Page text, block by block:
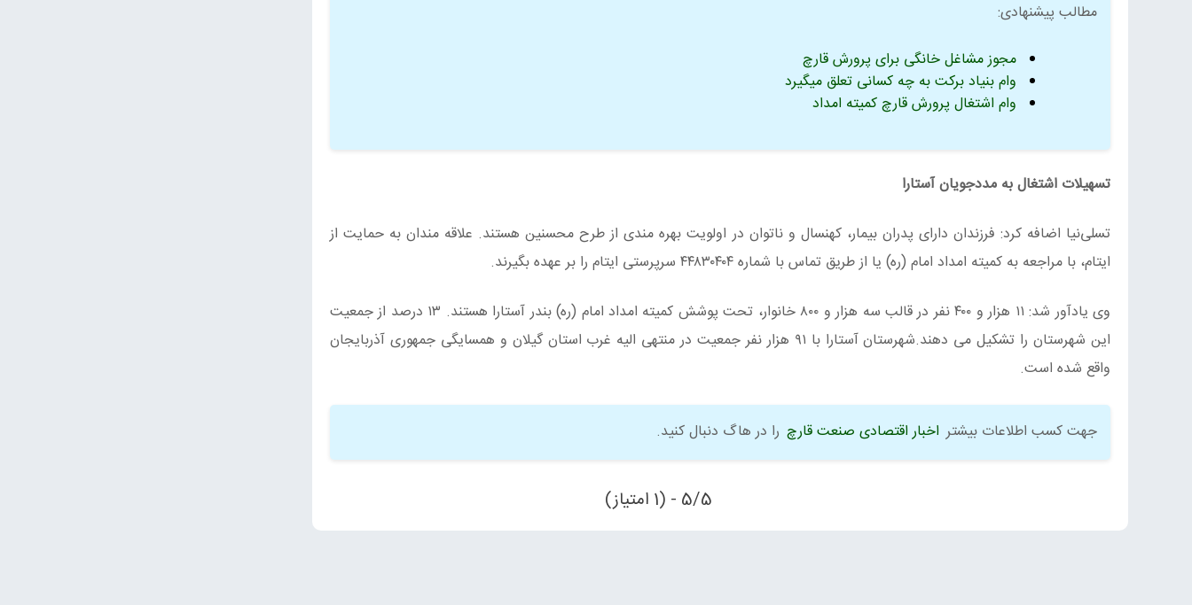
مطالب پیشنهادی:
مجوز مشاغل خانگی برای پرورش قارچ
وام بنیاد برکت به چه کسانی تعلق میگیرد
وام اشتغال پرورش قارچ کمیته امداد
تسهیلات اشتغال به مددجویان آستارا
تسلی‌نیا اضافه کرد: فرزندان دارای پدران بیمار، کهنسال و ناتوان در اولویت بهره مندی از طرح محسنین هستند. علاقه مندان به حمایت از
ایتام، با مراجعه به کمیته امداد امام (ره) یا از طریق تماس با شماره ۴۴۸۳۰۴۰۴ سرپرستی ایتام را بر عهده بگیرند.
وی یادآور شد: ۱۱ هزار و ۴۰۰ نفر در قالب سه هزار و ۸۰۰ خانوار، تحت پوشش کمیته امداد امام (ره) بندر آستارا هستند. ۱۳ درصد از جمعیت
این شهرستان را تشکیل می دهند.شهرستان آستارا با ۹۱ هزار نفر جمعیت در منتهی الیه غرب استان گیلان و همسایگی جمهوری آذربایجان
واقع شده است.
جهت کسب اطلاعات بیشتر اخبار اقتصادی صنعت قارچ را در هاگ دنبال کنید.
5/5 - (1 امتیاز)